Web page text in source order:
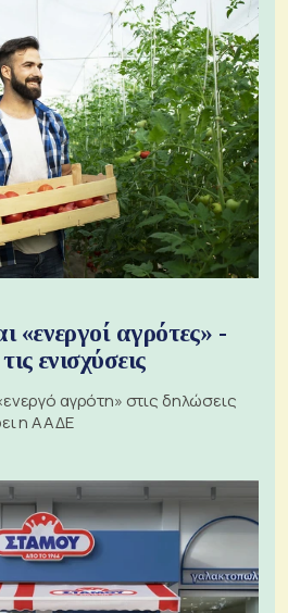
«ενεργοί αγρότες» -
ενισχύσεις
αγρότη» στις δηλώσεις
η ΑΑΔΕ